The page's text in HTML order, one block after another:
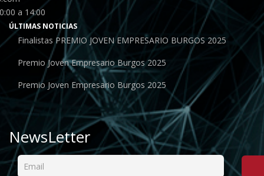
a 14:00
ÚLTIMAS NOTICIAS
Finalistas PREMIO JOVEN EMPRESARIO BURGOS 2025
Premio Joven Empresario Burgos 2025
Premio Joven Empresario Burgos 2025
NewsLetter